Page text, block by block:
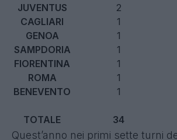
JUVENTUS
2
CAGLIARI
1
GENOA
1
SAMPDORIA
1
FIORENTINA
1
ROMA
1
BENEVENTO
1
TOTALE 34
Quest’anno nei primi sette turni